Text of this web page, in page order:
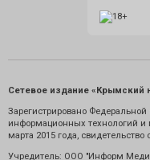
Сетевое издание «Крымский
Зарегистрировано
информационных технологий
марта 2015 года,
Учредитель: ООО "Информ